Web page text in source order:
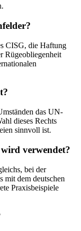
CISG, die Haftung
Rügeobliegenheit
das UN-
dieses Rechts
sinnvoll ist.
verwendet?
bei der
mit dem deutschen
Praxisbeispiele